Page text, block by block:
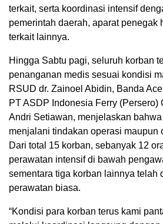
terkait, serta koordinasi intensif
pemerintah daerah, aparat penegak
terkait lainnya.
Hingga Sabtu pagi, seluruh korban
penanganan medis sesuai kondisi
RSUD dr. Zainoel Abidin, Banda
PT ASDP Indonesia Ferry (Persero)
Andri Setiawan, menjelaskan
menjalani tindakan operasi maupun
Dari total 15 korban, sebanyak 12
perawatan intensif di bawah
sementara tiga korban lainnya telah
perawatan biasa.
“Kondisi para korban terus kami